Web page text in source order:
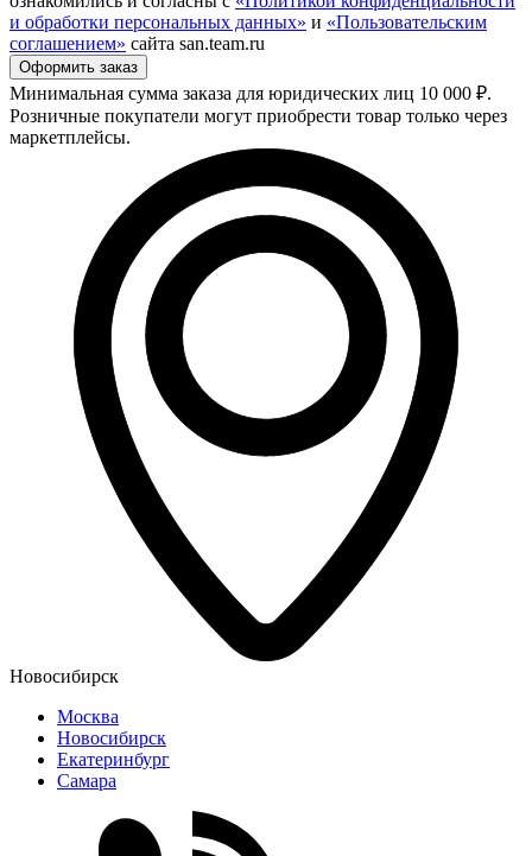
и обработки персональных данных» и «Пользовательским
соглашением» сайта san.team.ru
Минимальная сумма заказа для юридических лиц 10 000 ₽.
Розничные покупатели могут приобрести товар только через
маркетплейсы.
Новосибирск
Москва
Новосибирск
Екатеринбург
Самара